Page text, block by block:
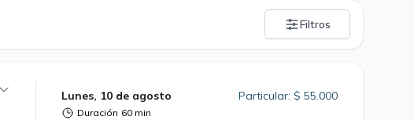
Filtros
Lunes, 10 de agosto
Duración 60 min
Particular: $ 55.000